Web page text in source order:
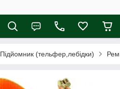
Підйомник (тельфер,лебідки)